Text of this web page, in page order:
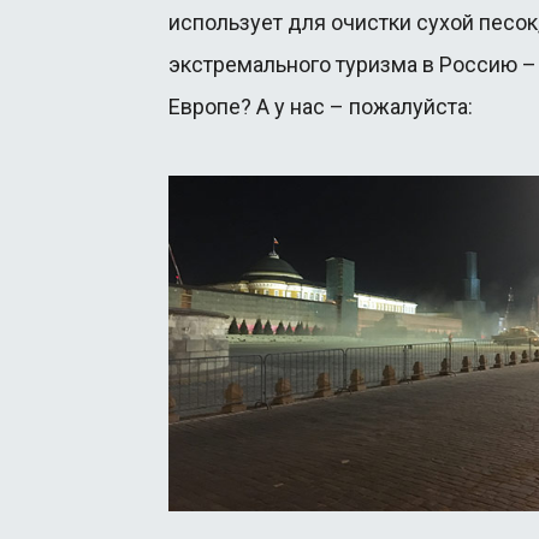
использует для очистки сухой
экстремального туризма в Россию
Европе? А у нас – пожалуйста: